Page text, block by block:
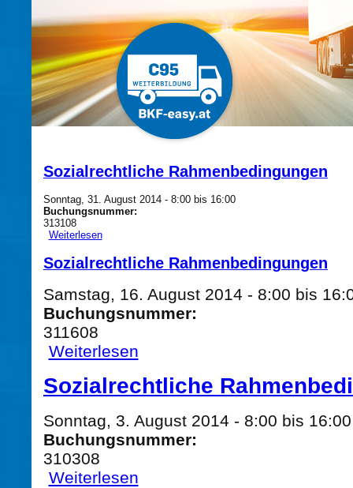
Sozialrechtliche Rahmenbedingungen
Sonntag, 31. August 2014 - 8:00 bis 16:00
Buchungsnummer:
313108
Weiterlesenüber Sozialrechtliche Rahmenbedingungen
Sozialrechtliche Rahmenbedingungen
Samstag, 16. August 2014 - 8:00 bis
Buchungsnummer:
311608
Weiterlesen
Sozialrechtliche
Sonntag, 3. August 2014 - 8:00 bis 16:00
Buchungsnummer:
310308
Weiterlesen